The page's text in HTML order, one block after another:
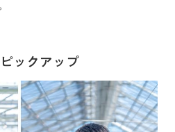
ックアップ